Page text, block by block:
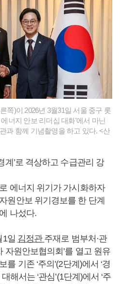
쪽)이 2026년 3월31일 서울 중구 롯
너지 안보 리더십 대화'에서 마닌
과 함께 기념촬영을 하고 있다. <산
계’로 격상하고 수급관리 강
에너지 위기가 가시화하자
원안보 위기경보를 한 단계
나섰다.
1일 김정관 주재로 범부처·관
자원안보협의회’를 열고 원유
기존 ‘주의’(2단계)에서 ‘경
해서는 ‘관심’(1단계)에서 ‘주